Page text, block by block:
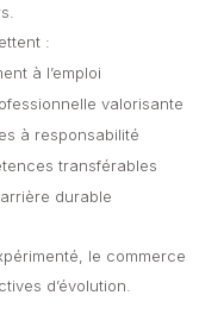
:
à l’emploi
valorisante
à responsabilité
transférables
durable
le commerce
d’évolution.